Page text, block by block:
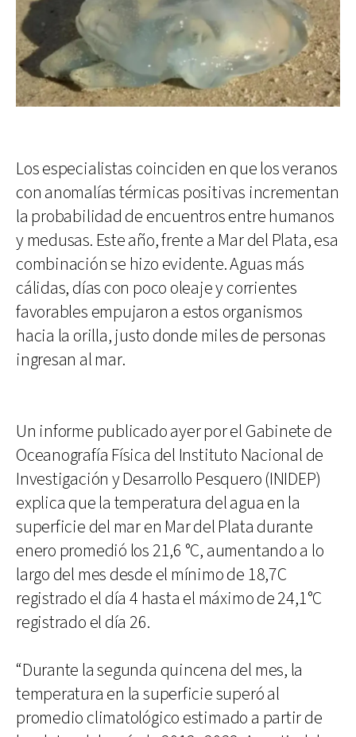
Los especialistas coinciden en que los veranos
con anomalías térmicas positivas incrementan
la probabilidad de encuentros entre humanos
y medusas. Este año, frente a Mar del Plata, esa
combinación se hizo evidente. Aguas más
cálidas, días con poco oleaje y corrientes
favorables empujaron a estos organismos
hacia la orilla, justo donde miles de personas
ingresan al mar.
Un informe publicado ayer por el Gabinete de
Oceanografía Física del Instituto Nacional de
Investigación y Desarrollo Pesquero (INIDEP)
explica que la temperatura del agua en la
superficie del mar en Mar del Plata durante
enero promedió los 21,6 °C, aumentando a lo
largo del mes desde el mínimo de 18,7C
registrado el día 4 hasta el máximo de 24,1°C
registrado el día 26.
“Durante la segunda quincena del mes, la
temperatura en la superficie superó al
promedio climatológico estimado a partir de